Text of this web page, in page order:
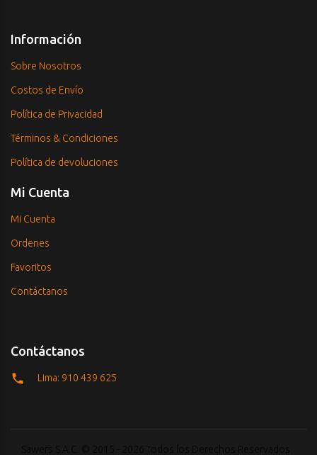
Información
Sobre Nosotros
Costos de Envío
Política de Privacidad
Términos & Condiciones
Política de devoluciones
Mi Cuenta
Mi Cuenta
Ordenes
Favoritos
Contáctanos
Contáctanos
Lima: 910 439 625